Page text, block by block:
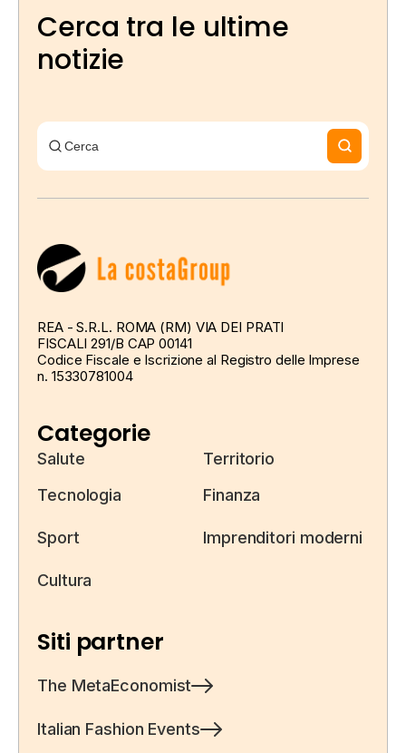
Cerca tra le ultime
notizie
REA - S.R.L. ROMA (RM) VIA DEI PRATI
FISCALI 291/B CAP 00141
Codice Fiscale e Iscrizione al Registro delle Imprese
n. 15330781004
Categorie
Salute
Tecnologia
Sport
Cultura
Territorio
Finanza
Imprenditori moderni
Siti partner
The MetaEconomist
Italian Fashion Events